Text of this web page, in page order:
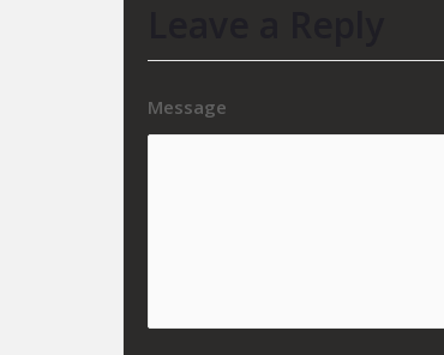
Message